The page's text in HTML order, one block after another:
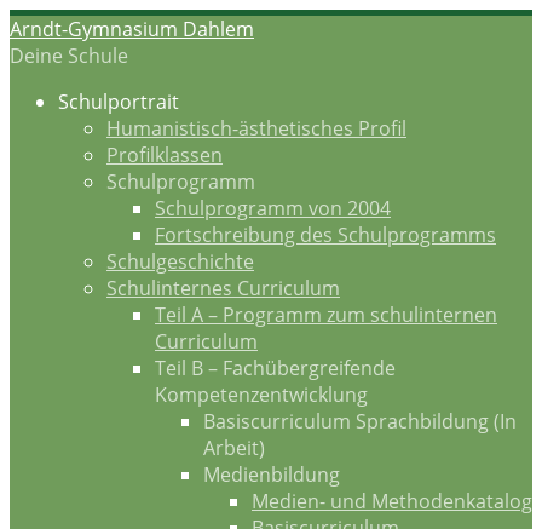
Zum
Inhalt
Arndt-Gymnasium Dahlem
Deine Schule
Schulportrait
Humanistisch-ästhetisches Profil
Profilklassen
Schulprogramm
Schulprogramm von 2004
Fortschreibung des Schulprogramms
Schulgeschichte
Schulinternes Curriculum
Teil A – Programm zum schulinternen
Curriculum
Teil B – Fachübergreifende
Kompetenzentwicklung
Basiscurriculum Sprachbildung (In
Arbeit)
Medienbildung
Medien- und Methodenkatalog